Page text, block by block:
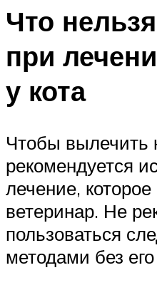
Что
при
у кота
Чтобы вылечить
рекомендуется
лечение,
ветеринар. Не
пользоваться
методами без